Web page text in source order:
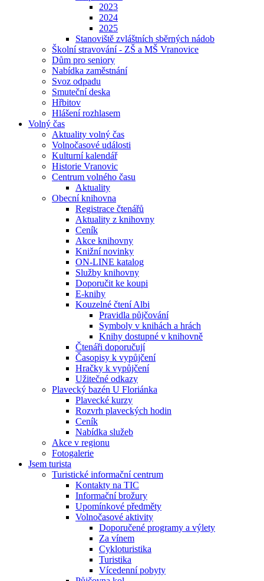
2023
2024
2025
Stanoviště zvláštních sběrných nádob
Školní stravování - ZŠ a MŠ Vranovice
Dům pro seniory
Nabídka zaměstnání
Svoz odpadu
Smuteční deska
Hřbitov
Hlášení rozhlasem
Volný čas
Aktuality volný čas
Volnočasové události
Kulturní kalendář
Historie Vranovic
Centrum volného času
Aktuality
Obecní knihovna
Registrace čtenářů
Aktuality z knihovny
Ceník
Akce knihovny
Knižní novinky
ON-LINE katalog
Služby knihovny
Doporučit ke koupi
E-knihy
Kouzelné čtení Albi
Pravidla půjčování
Symboly v knihách a hrách
Knihy dostupné v knihovně
Čtenáři doporučují
Časopisy k vypůjčení
Hračky k vypůjčení
Užitečné odkazy
Plavecký bazén U Floriánka
Plavecké kurzy
Rozvrh plaveckých hodin
Ceník
Nabídka služeb
Akce v regionu
Fotogalerie
Jsem turista
Turistické informační centrum
Kontakty na TIC
Informační brožury
Upomínkové předměty
Volnočasové aktivity
Doporučené programy a výlety
Za vínem
Cykloturistika
Turistika
Vícedenní pobyty